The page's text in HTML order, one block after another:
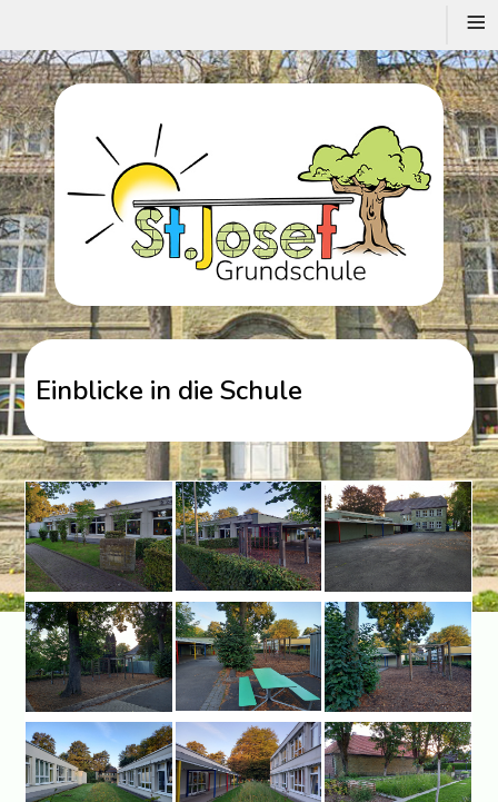
≡
Einblicke in die Schule